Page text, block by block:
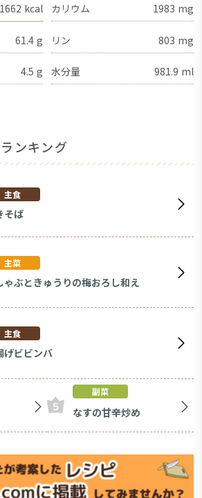
1662 kcal カリウム 1983 mg
61.4 g リン 803 mg
4.5 g 水分量 981.9 ml
ンキング
主食
そば
主菜
ゃぶときゅうりの梅おろし和え
主食
げビビンバ
副菜
なすの甘辛炒め